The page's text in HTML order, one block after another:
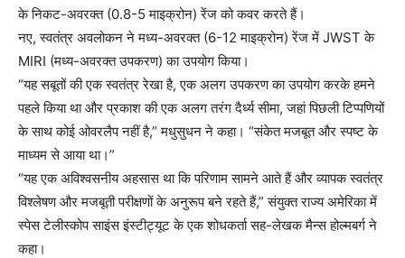
के निकट-अवरक्त (0.8-5 माइक्रोन) रेंज को कवर करते हैं।
नए, स्वतंत्र अवलोकन ने मध्य-अवरक्त (6-12 माइक्रोन) रेंज में JWST के
MIRI (मध्य-अवरक्त उपकरण) का उपयोग किया।
“यह सबूतों की एक स्वतंत्र रेखा है, एक अलग उपकरण का उपयोग करके हमने
पहले किया था और प्रकाश की एक अलग तरंग दैर्ध्य सीमा, जहां पिछली टिप्पणियों
के साथ कोई ओवरलैप नहीं है,” मधुसुधन ने कहा। “संकेत मजबूत और स्पष्ट के
माध्यम से आया था।”
“यह एक अविश्वसनीय अहसास था कि परिणाम सामने आते हैं और व्यापक स्वतंत्र
विश्लेषण और मजबूती परीक्षणों के अनुरूप बने रहते हैं,” संयुक्त राज्य अमेरिका में
स्पेस टेलीस्कोप साइंस इंस्टीट्यूट के एक शोधकर्ता सह-लेखक मैन्स होल्मबर्ग ने
कहा।